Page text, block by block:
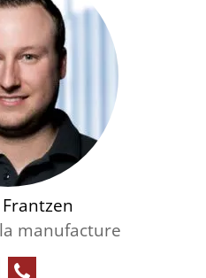
manufacture